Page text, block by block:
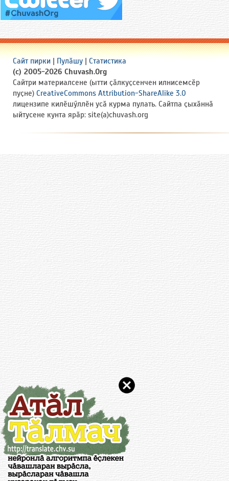
Сайт пирки Пулӑшу
Статистика
(c) 2005-2026 Chuvash.Org
Сайтри материалсене (ытти ҫӑлкуҫсенчен илнисемсӗр
пуҫне) CreativeCommons Attribution-ShareAlike 3.0
лицензипе килӗшӳллӗн усӑ курма пулать. Сайтпа ҫыхӑннӑ
ыйтусене кунта ярӑр: site(a)chuvash.org